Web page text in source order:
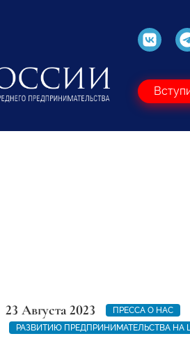
23 Августа 2023
ПРЕССА О НАС
РАЗВИТИЮ ПРЕДПРИНИМАТЕЛЬСТВА